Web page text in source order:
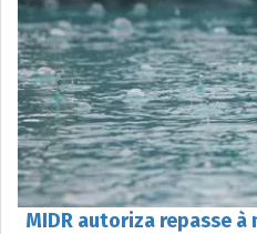
MIDR autoriza repasse à